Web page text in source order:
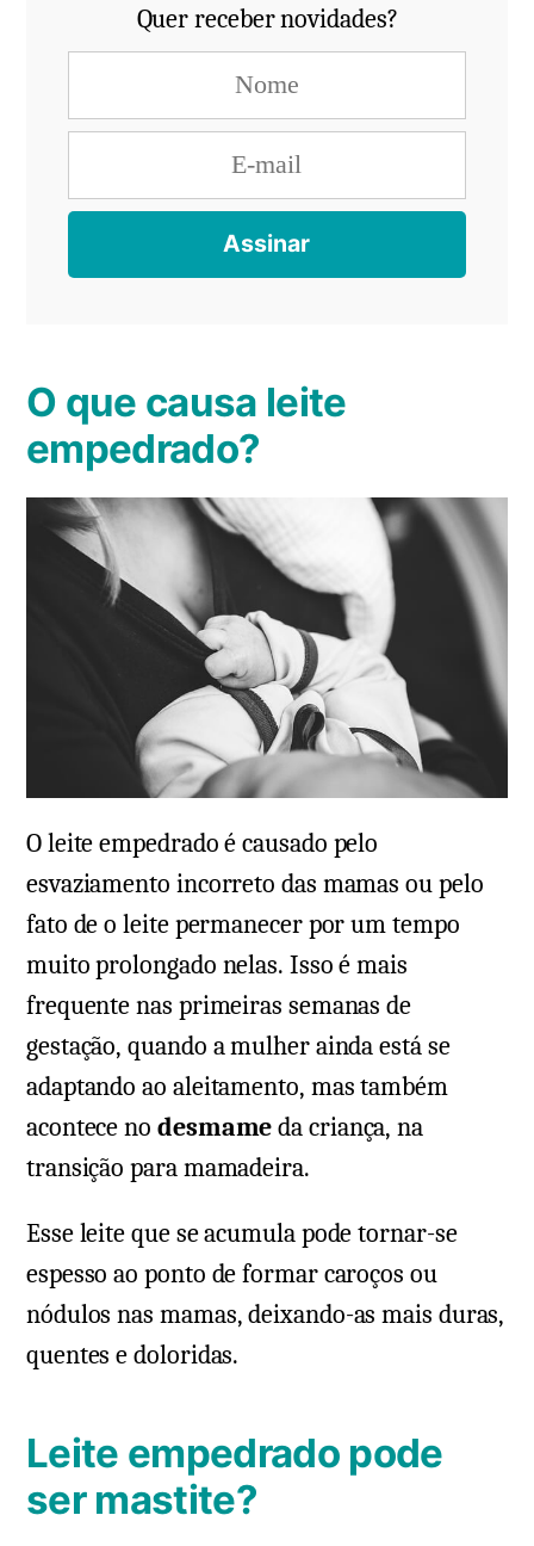
Quer receber novidades?
O que causa leite
empedrado?
O leite empedrado é causado pelo
esvaziamento incorreto das mamas ou pelo
fato de o leite permanecer por um tempo
muito prolongado nelas. Isso é mais
frequente nas primeiras semanas de
gestação, quando a mulher ainda está se
adaptando ao aleitamento, mas também
acontece no desmameda criança, na
transição para mamadeira.
Esse leite que se acumula pode tornar-se
espesso ao ponto de formar caroços ou
nódulos nas mamas, deixando-as mais duras,
quentes e doloridas.
Leite empedrado pode
ser mastite?